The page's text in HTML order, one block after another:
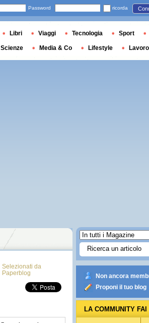
Selezionati da
Paperblog
Non ancora
Proponi il tuo blog
LA COMMUNITY
Password ricorda
Libri Viaggi Tecnologia Sport
Scienze Media & Co Lifestyle Lavoro